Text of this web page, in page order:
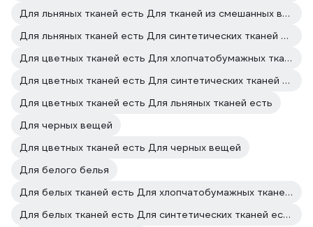
Для льняных тканей есть Для тканей из смешанных волокон есть
Для льняных тканей есть Для синтетических тканей есть
Для цветных тканей есть Для хлопчатобумажных тканей есть
Для цветных тканей есть Для синтетических тканей есть
Для цветных тканей есть Для льняных тканей есть
Для черных вещей
Для цветных тканей есть Для черных вещей
Для белого белья
Для белых тканей есть Для хлопчатобумажных тканей есть
Для белых тканей есть Для синтетических тканей есть